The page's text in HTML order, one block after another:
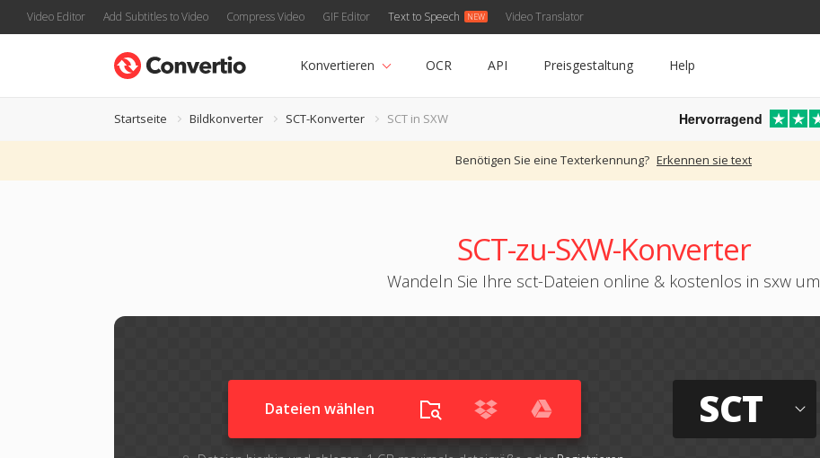
Video Editor Add Subtitles to Video Compress Video GIF Editor Text to Speech Video Translator
Konvertieren OCR API Preisgestaltung Help
Startseite Bildkonverter SCT-Konverter SCT in SXW Hervorragend
Benötigen Sie eine Texterkennung? Erkennen sie text
SCT-zu-SXW-Konverter
Wandeln Sie Ihre sct-Dateien online & kostenlos in sxw um
Dateien wählen SCT